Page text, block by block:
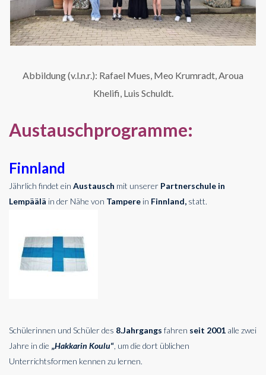
Abbildung (v.l.n.r.): Rafael Mues, Meo Krumradt, Aroua
Khelifi, Luis Schuldt.
Austauschprogramme:
Finnland
Jährlich findet ein Austausch mit unserer Partnerschule in
Lempäälä in der Nähe von Tampere in Finnland, statt.
Schülerinnen und Schüler des 8.Jahrgangs fahren seit 2001 alle zwei
Jahre in die „Hakkarin Koulu“, um die dort üblichen
Unterrichtsformen kennen zu lernen.